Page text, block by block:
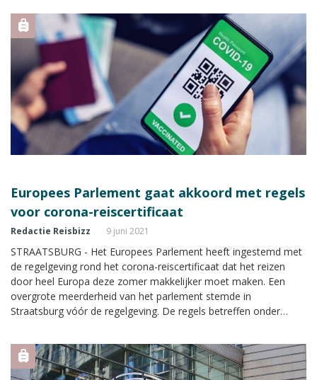
Europees Parlement gaat akkoord met regels
voor corona-reiscertificaat
Redactie Reisbizz 9 juni 2021
STRAATSBURG - Het Europees Parlement heeft ingestemd met
de regelgeving rond het corona-reiscertificaat dat het reizen
door heel Europa deze zomer makkelijker moet maken. Een
overgrote meerderheid van het parlement stemde in
Straatsburg vóór de regelgeving. De regels betreffen onder